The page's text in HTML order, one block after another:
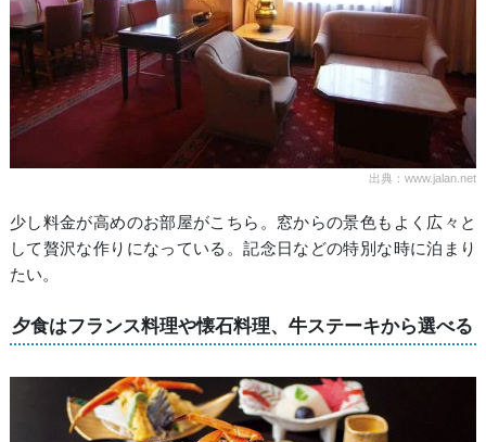
出典：www.jalan.net
少し料金が高めのお部屋がこちら。窓からの景色もよく広々と
して贅沢な作りになっている。記念日などの特別な時に泊まり
たい。
夕食はフランス料理や懐石料理、牛ステーキから選べる